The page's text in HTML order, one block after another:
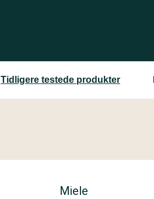
Tidligere testede produkter
Miele